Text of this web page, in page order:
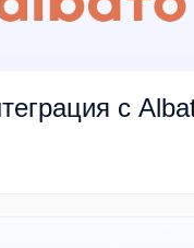
с